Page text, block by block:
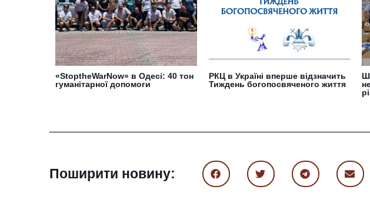
«StoptheWarNow» в Одесі: 40 тон
гуманітарної допомоги
РКЦ в Україні вперше відзначить
Тиждень богопосвяченого життя
Поширити новину: